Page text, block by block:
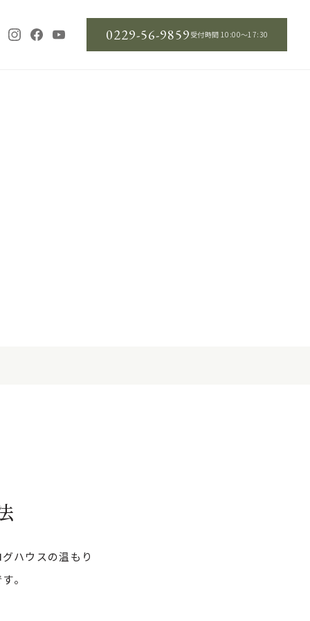
0229-56-9859 受付時間 10:00〜17:30
ハウスの温もり
。